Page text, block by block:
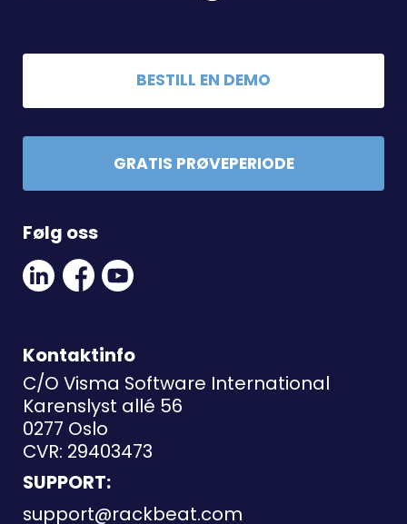
BESTILL EN DEMO
GRATIS PRØVEPERIODE
Følg oss
Linkedin
Social
Link
Facebook
Social
Link
Youtube
Link
Kontaktinfo
C/O Visma Software International
Karenslyst allé 56
0277 Oslo
CVR: 29403473
SUPPORT:
support@rackbeat.com